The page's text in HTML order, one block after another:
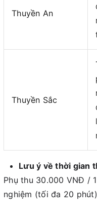
Thuyền An
Thuyền Sắc
Lưu ý về thời gian
Phụ thu 30.000 VNĐ /
nghiệm (tối đa 20